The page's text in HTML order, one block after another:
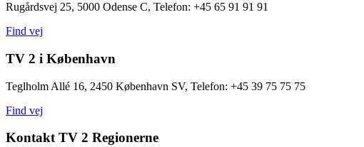
Rugårdsvej 25, 5000 Odense C, Telefon: +45 65 91 91 91
Find vej
TV 2 i København
Teglholm Allé 16, 2450 København SV, Telefon: +45 39 75 75 75
Find vej
Kontakt TV 2 Regionerne